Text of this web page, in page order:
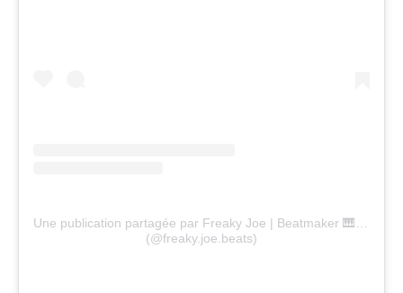
(@freaky.joe.beats)